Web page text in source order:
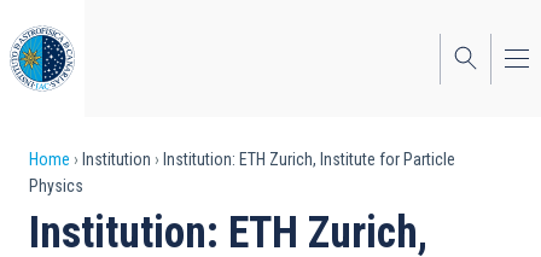
to
main
content
Breadcrumb
Home Institution
Institution: ETH Zurich, Institute for Particle
Physics
Institution: ETH Zurich,